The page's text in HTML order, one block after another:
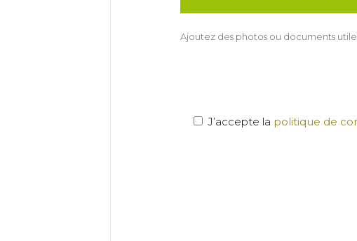
Ajoutez des photos ou documents
J’accepte la politique de